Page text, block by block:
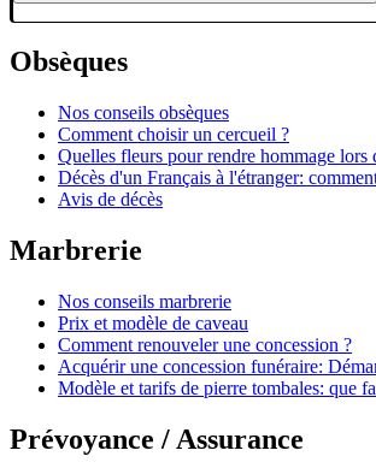
Obsèques
Nos conseils obsèques
Comment choisir un cercueil ?
Quelles fleurs pour rendre hommage lors
Décès d'un Français à l'étranger:
Avis de décès
Marbrerie
Nos conseils marbrerie
Prix et modèle de caveau
Comment renouveler une concession ?
Acquérir une concession funéraire:
Modèle et tarifs de pierre tombales: que
Prévoyance / Assurance